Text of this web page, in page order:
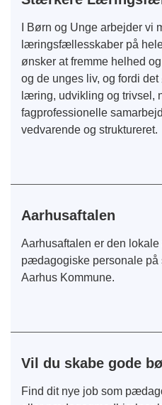
I Børn og Unge arbejder vi
læringsfællesskaber på
ønsker at fremme helhed
og de unges liv, og fordi
læring, udvikling og trivsel,
fagprofessionelle
vedvarende og struktureret.
Aarhusaftalen
Aarhusaftalen er den
pædagogiske personale på
Aarhus Kommune.
Vil du skabe gode
Find dit nye job som